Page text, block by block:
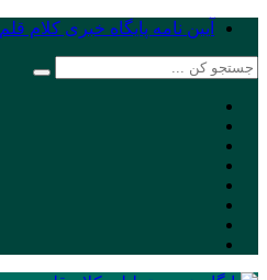
آیین نامه پایگاه خبری کلام قلم